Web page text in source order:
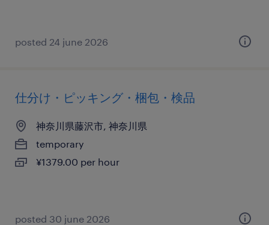
posted 24 june 2026
仕分け・ピッキング・梱包・検品
神奈川県藤沢市, 神奈川県
temporary
¥1379.00 per hour
posted 30 june 2026